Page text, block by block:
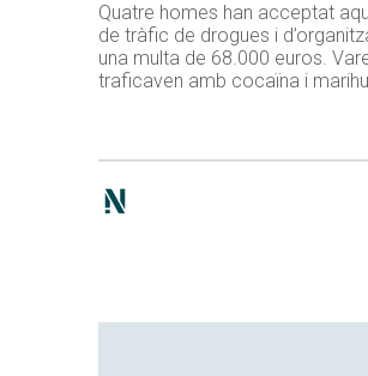
Quatre homes han acceptat
de tràfic de drogues i
una multa de 68.000 euros.
traficaven amb cocaïna i